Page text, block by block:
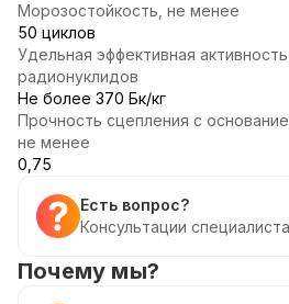
Морозостойкость, не менее
50 циклов
Удельная эффективная
радионуклидов
Не более 370 Бк/кг
Прочность сцепления с
не менее
0,75
Есть вопрос?
Консультации специалиста
Почему мы?